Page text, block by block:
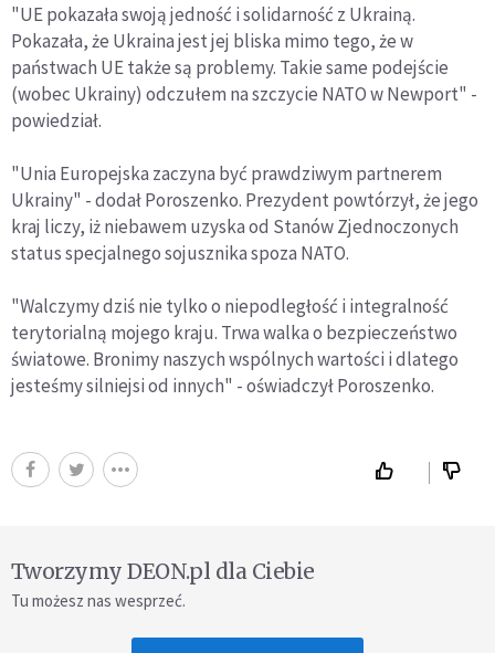
"UE pokazała swoją jedność i solidarność z Ukrainą.
Pokazała, że Ukraina jest jej bliska mimo tego, że w
państwach UE także są problemy. Takie same podejście
(wobec Ukrainy) odczułem na szczycie NATO w Newport" -
powiedział.
"Unia Europejska zaczyna być prawdziwym partnerem
Ukrainy" - dodał Poroszenko. Prezydent powtórzył, że jego
kraj liczy, iż niebawem uzyska od Stanów Zjednoczonych
status specjalnego sojusznika spoza NATO.
"Walczymy dziś nie tylko o niepodległość i integralność
terytorialną mojego kraju. Trwa walka o bezpieczeństwo
światowe. Bronimy naszych wspólnych wartości i dlatego
jesteśmy silniejsi od innych" - oświadczył Poroszenko.
Tworzymy DEON.pl dla Ciebie
Tu możesz nas wesprzeć.